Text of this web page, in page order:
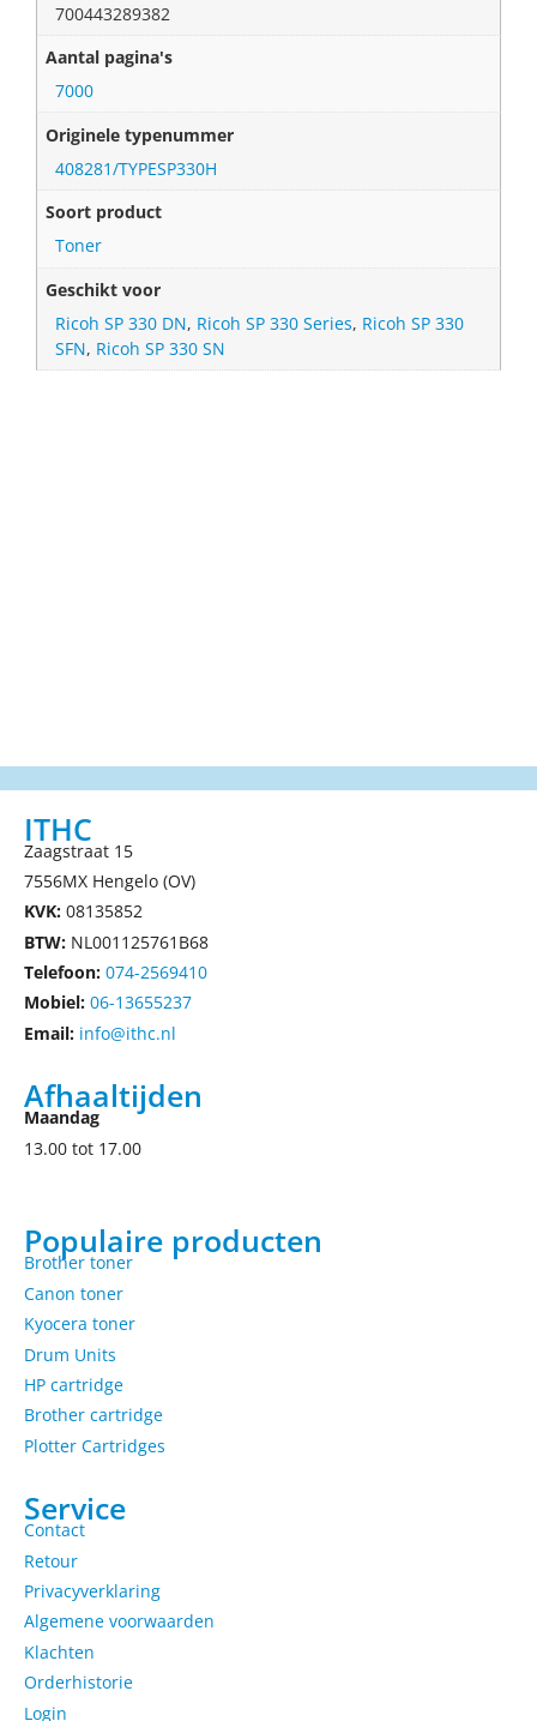
700443289382
Aantal pagina's
7000
Originele typenummer
408281/TYPESP330H
Soort product
Toner
Geschikt voor
Ricoh SP 330 DN, Ricoh SP 330 Series, Ricoh SP 330
SFN, Ricoh SP 330 SN
ITHC
Zaagstraat 15
7556MX Hengelo (OV)
KVK: 08135852
BTW: NL001125761B68
Telefoon: 074-2569410
Mobiel: 06-13655237
Email: info@ithc.nl
Afhaaltijden
Maandag
13.00 tot 17.00
Populaire producten
Brother toner
Canon toner
Kyocera toner
Drum Units
HP cartridge
Brother cartridge
Plotter Cartridges
Service
Contact
Retour
Privacyverklaring
Algemene voorwaarden
Klachten
Orderhistorie
Login